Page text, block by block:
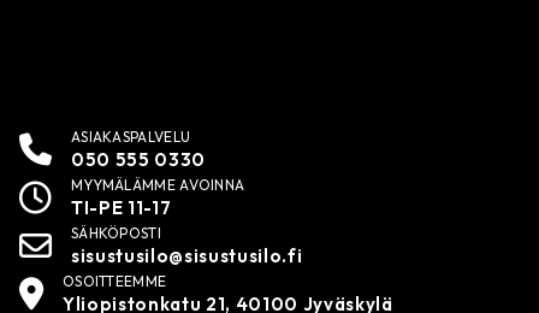
ASIAKASPALVELU
050 555 0330
MYYMÄLÄMME AVOINNA
TI-PE 11-17
SÄHKÖPOSTI
sisustusilo@sisustusilo.fi
OSOITTEEMME
Yliopistonkatu 21, 40100 Jyväskylä